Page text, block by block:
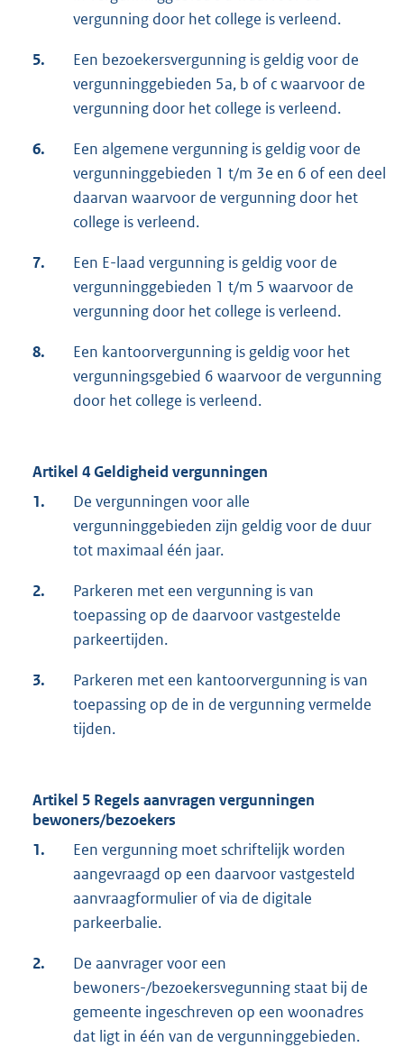
vergunning door het college is verleend.
5.
Een bezoekersvergunning is geldig voor de
vergunninggebieden 5a, b of c waarvoor de
vergunning door het college is verleend.
6.
Een algemene vergunning is geldig voor de
vergunninggebieden 1 t/m 3e en 6 of een deel
daarvan waarvoor de vergunning door het
college is verleend.
7.
Een E-laad vergunning is geldig voor de
vergunninggebieden 1 t/m 5 waarvoor de
vergunning door het college is verleend.
8.
Een kantoorvergunning is geldig voor het
vergunningsgebied 6 waarvoor de vergunning
door het college is verleend.
Artikel 4 Geldigheid vergunningen
1.
De vergunningen voor alle
vergunninggebieden zijn geldig voor de duur
tot maximaal één jaar.
2.
Parkeren met een vergunning is van
toepassing op de daarvoor vastgestelde
parkeertijden.
3.
Parkeren met een kantoorvergunning is van
toepassing op de in de vergunning vermelde
tijden.
Artikel 5 Regels aanvragen vergunningen
bewoners/bezoekers
1.
Een vergunning moet schriftelijk worden
aangevraagd op een daarvoor vastgesteld
aanvraagformulier of via de digitale
parkeerbalie.
2.
De aanvrager voor een
bewoners-/bezoekersvegunning staat bij de
gemeente ingeschreven op een woonadres
dat ligt in één van de vergunninggebieden.